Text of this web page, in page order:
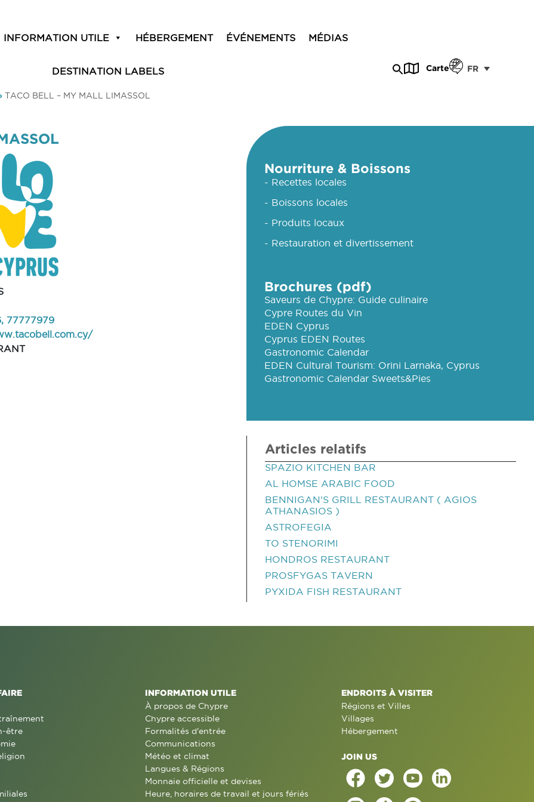
INFORMATION UTILE HÉBERGEMENT ÉVÉNEMENTS MÉDIAS
DESTINATION LABELS Carte FR
TACO BELL – MY MALL LIMASSOL
77777979
Nourriture & Boissons
- Recettes locales
- Boissons locales
- Produits locaux
- Restauration et divertissement
Brochures (pdf)
Saveurs de Chypre: Guide culinaire
Cypre Routes du Vin
EDEN Cyprus
Cyprus EDEN Routes
Gastronomic Calendar
EDEN Cultural Tourism: Orini Larnaka, Cyprus
Gastronomic Calendar Sweets&Pies
Articles relatifs
SPAZIO KITCHEN BAR
AL HOMSE ARABIC FOOD
BENNIGAN'S GRILL RESTAURANT ( AGIOS
ATHANASIOS )
ASTROFEGIA
TO STENORIMI
HONDROS RESTAURANT
PROSFYGAS TAVERN
PYXIDA FISH RESTAURANT
être
INFORMATION UTILE
À propos de Chypre
Chypre accessible
Formalités d'entrée
Communications
Météo et climat
Langues & Régions
Monnaie officielle et devises
Heure, horaires de travail et jours fériés
ENDROITS À VISITER
Régions et Villes
Villages
Hébergement
JOIN US